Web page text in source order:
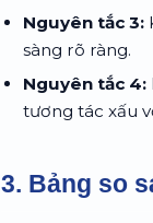
Nguyên tắc 3:
sàng rõ ràng.
Nguyên tắc 4:
tương tác xấu
3. Bảng so